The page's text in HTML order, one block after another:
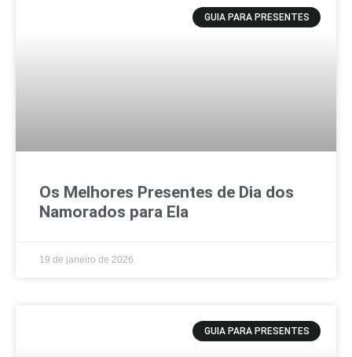
GUIA PARA PRESENTES
Os Melhores Presentes de Dia dos
Namorados para Ela
19 de janeiro de 2026
GUIA PARA PRESENTES